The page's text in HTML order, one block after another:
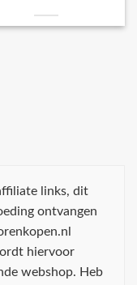
links, dit
ontvangen
hiervoor
webshop. Heb